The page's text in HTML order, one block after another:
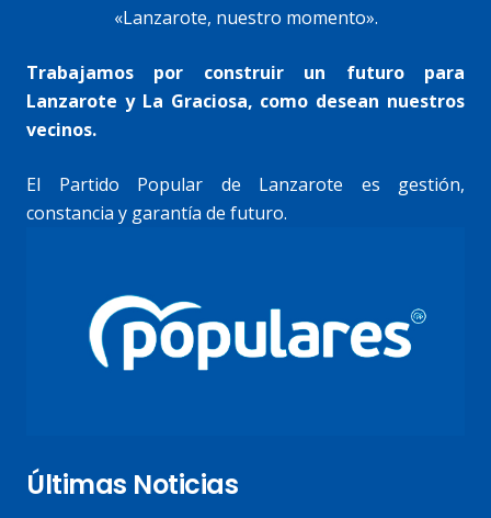
«Lanzarote, nuestro momento».
Trabajamos por construir un futuro para
Lanzarote y La Graciosa, como desean nuestros
vecinos.
El Partido Popular de Lanzarote es gestión,
constancia y garantía de futuro.
Últimas Noticias